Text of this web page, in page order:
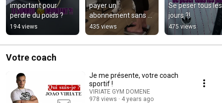
important pour
perdre du poids ?
194 views
payer un
abonnement sans
avoir de résultats ?
#grenoble
435 views
Se peser tous les
jours ?!
475 views
Votre coach
Je me présente, votre coach
sportif !
VIRIATE GYM DOMENE
978 views
4 years ago